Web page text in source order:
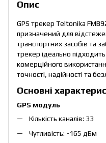
Опис
GPS трекер Teltonika
призначений для
транспортних засобів та
трекер ідеально
комерційного
точності, надійності та
Основні
GPS модуль
Кількість каналів: 33
Чутливість: -165 дБм